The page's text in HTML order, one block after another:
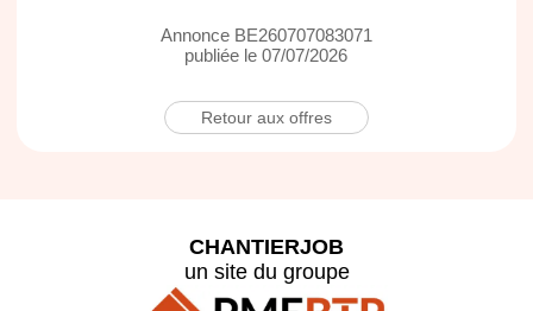
Annonce BE260707083071
publiée le 07/07/2026
Retour aux offres
CHANTIERJOB
un site du groupe